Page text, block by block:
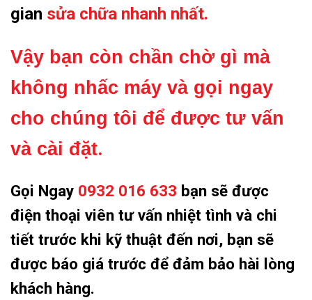
gian sửa chữa nhanh nhất.
Vậy bạn còn chần chờ gì mà
không nhấc máy và gọi ngay
cho chúng tôi để được tư vấn
và cài đặt.
Gọi Ngay 0932 016 633 bạn sẽ được
điện thoại viên tư vấn nhiệt tình và chi
tiết trước khi kỹ thuật đến nơi, bạn sẽ
được báo giá trước để đảm bảo hài lòng
khách hàng.